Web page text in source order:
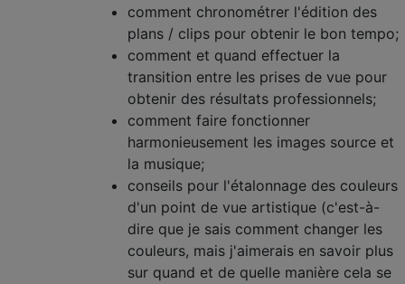
comment chronométrer l'édition des
plans / clips pour obtenir le bon tempo;
comment et quand effectuer la
transition entre les prises de vue pour
obtenir des résultats professionnels;
comment faire fonctionner
harmonieusement les images source et
la musique;
conseils pour l'étalonnage des couleurs
d'un point de vue artistique (c'est-à-
dire que je sais comment changer les
couleurs, mais j'aimerais en savoir plus
sur quand et de quelle manière cela se